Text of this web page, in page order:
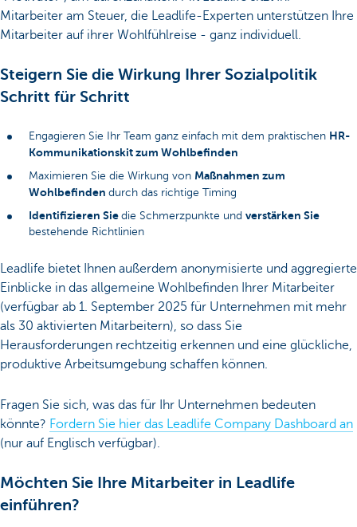
Mitarbeiter am Steuer, die Leadlife-Experten unterstützen Ihre
Mitarbeiter auf ihrer Wohlfühlreise - ganz individuell.
Steigern Sie die Wirkung Ihrer Sozialpolitik
Schritt für Schritt
Engagieren Sie Ihr Team ganz einfach mit dem praktischen HR-
Kommunikationskit zum Wohlbefinden
Maximieren Sie die Wirkung von Maßnahmen zum
Wohlbefinden durch das richtige Timing
Identifizieren Sie die Schmerzpunkte und verstärken Sie
bestehende Richtlinien
Leadlife bietet Ihnen außerdem anonymisierte und aggregierte
Einblicke in das allgemeine Wohlbefinden Ihrer Mitarbeiter
(verfügbar ab 1. September 2025 für Unternehmen mit mehr
als 30 aktivierten Mitarbeitern), so dass Sie
Herausforderungen rechtzeitig erkennen und eine glückliche,
produktive Arbeitsumgebung schaffen können.
Fragen Sie sich, was das für Ihr Unternehmen bedeuten
könnte? Fordern Sie hier das Leadlife Company Dashboard an
(nur auf Englisch verfügbar).
Möchten Sie Ihre Mitarbeiter in Leadlife
einführen?